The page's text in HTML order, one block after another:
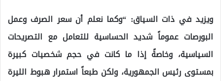
ويزيد في ذات السياق: “وكما نعلم أن سعر الصرف وعمل
البورصات عموماً شديد الحساسية للتعامل مع التصريحات
السياسية، وخاصةً إذا ما كانت في حجم شخصيات كبيرة
بمستوى رئيس الجمهورية، ولكن طبعاً استمرار هبوط الليرة